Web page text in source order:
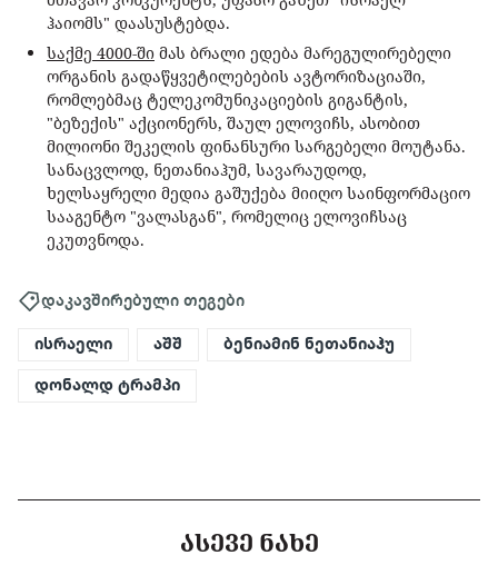
ჰაიომს" დაასუსტებდა.
საქმე 4000-ში მას ბრალი ედება მარეგულირებელი
ორგანის გადაწყვეტილებების ავტორიზაციაში,
რომლებმაც ტელეკომუნიკაციების გიგანტის,
"ბეზექის" აქციონერს, შაულ ელოვიჩს, ასობით
მილიონი შეკელის ფინანსური სარგებელი მოუტანა.
სანაცვლოდ, ნეთანიაჰუმ, სავარაუდოდ,
ხელსაყრელი მედია გაშუქება მიიღო საინფორმაციო
სააგენტო "ვალასგან", რომელიც ელოვიჩსაც
ეკუთვნოდა.
დაკავშირებული თეგები
ისრაელი აშშ ბენიამინ ნეთანიაჰუ
დონალდ ტრამპი
ᲐᲡᲔᲕᲔ ᲜᲐᲮᲔ